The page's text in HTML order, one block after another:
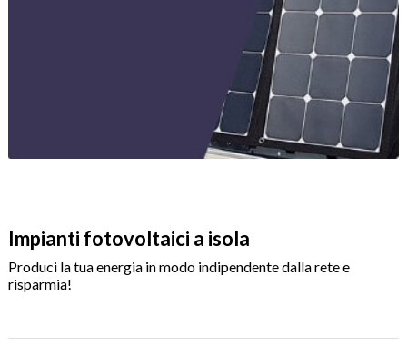
Impianti fotovoltaici a isola
Produci la tua energia in modo indipendente dalla rete e
risparmia!